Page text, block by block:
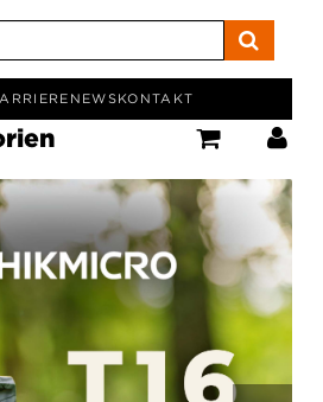
NEWSKONTAKT